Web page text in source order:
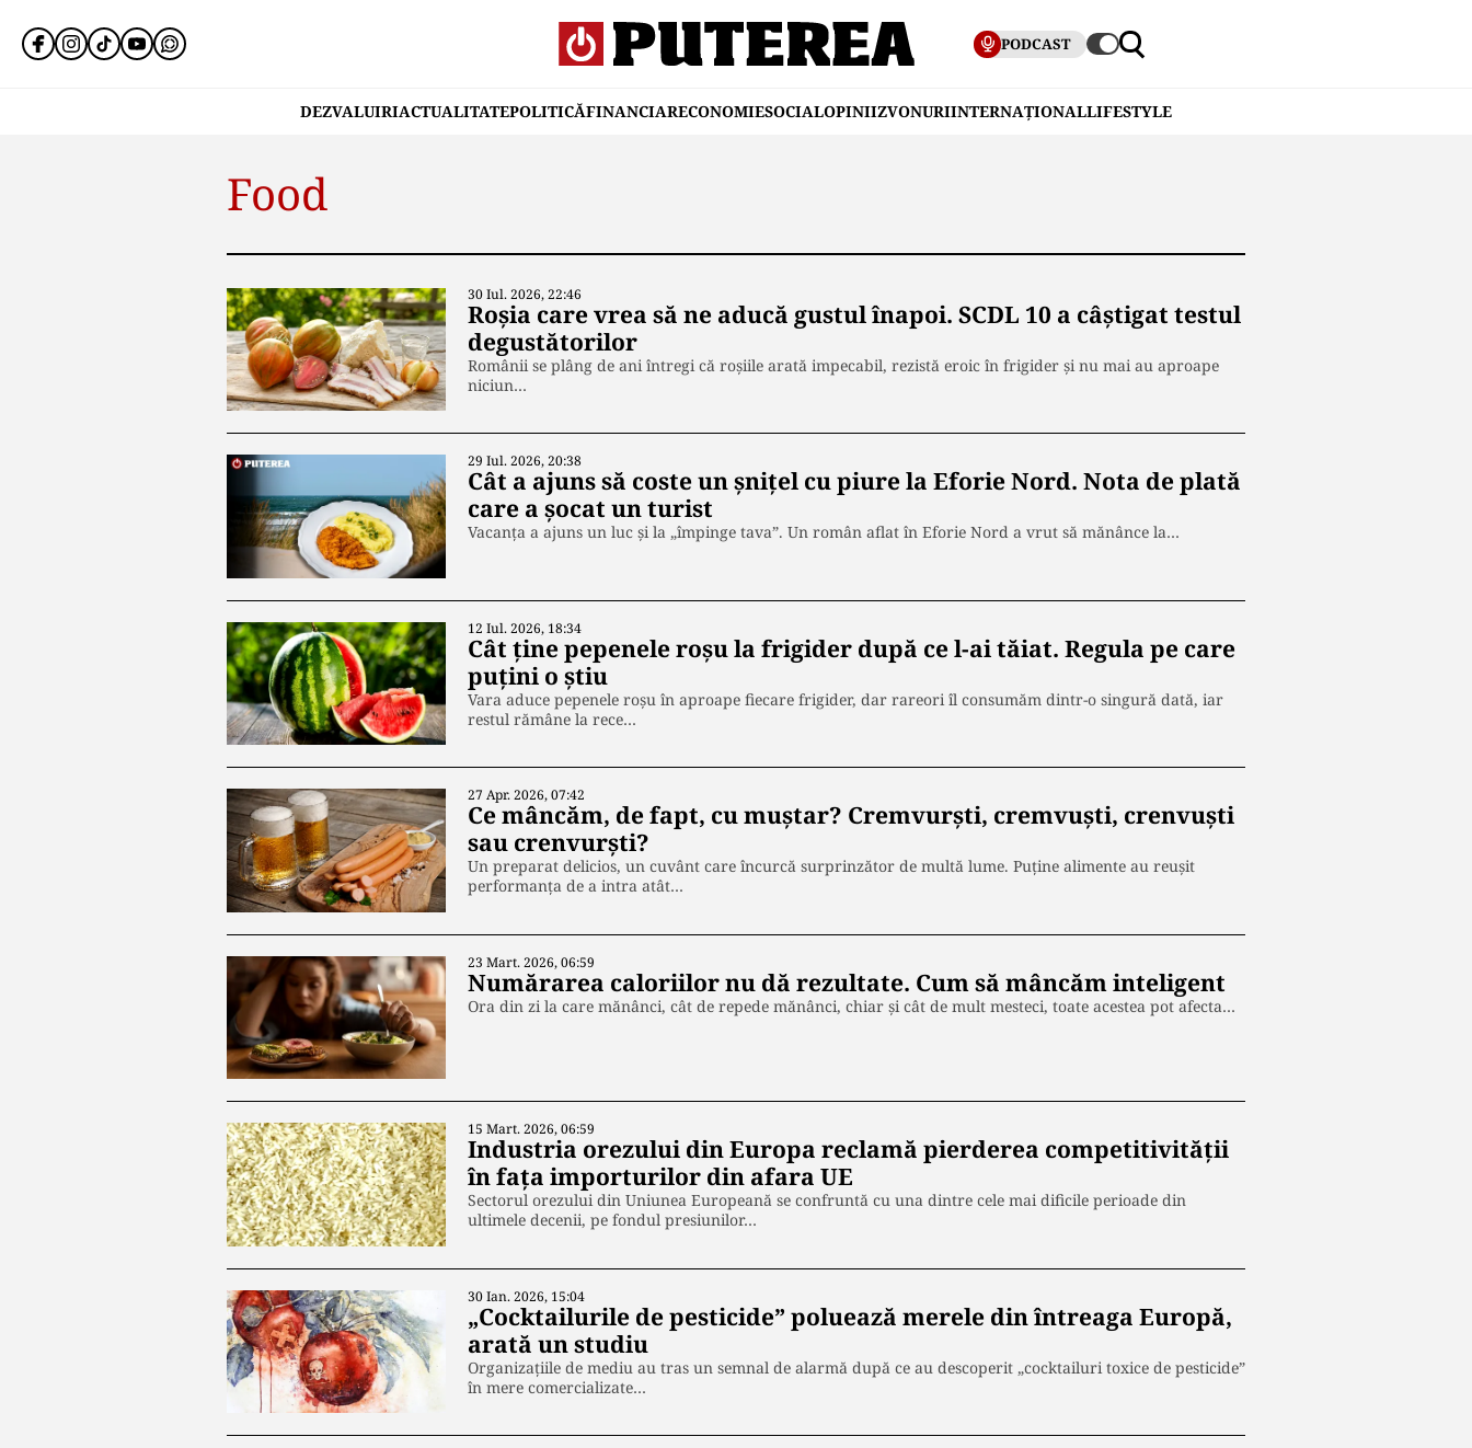
PODCAST
DEZVALUIRIACTUALITATEPOLITICĂFINANCIARECONOMIESOCIALOPINIIZVONURIINTERNAȚIONALLIFESTYLE
Food
30 Iul. 2026, 22:46
Roșia care vrea să ne aducă gustul înapoi. SCDL 10 a câștigat testul
degustătorilor
Românii se plâng de ani întregi că roșiile arată impecabil, rezistă eroic în frigider și nu mai au aproape
niciun…
29 Iul. 2026, 20:38
Cât a ajuns să coste un șnițel cu piure la Eforie Nord. Nota de plată
care a șocat un turist
Vacanța a ajuns un luc și la „împinge tava”. Un român aflat în Eforie Nord a vrut să mănânce la…
12 Iul. 2026, 18:34
Cât ține pepenele roșu la frigider după ce l-ai tăiat. Regula pe care
puțini o știu
Vara aduce pepenele roșu în aproape fiecare frigider, dar rareori îl consumăm dintr-o singură dată, iar
restul rămâne la rece…
27 Apr. 2026, 07:42
Ce mâncăm, de fapt, cu muștar? Cremvurști, cremvuști, crenvuști
sau crenvurști?
Un preparat delicios, un cuvânt care încurcă surprinzător de multă lume. Puține alimente au reușit
performanța de a intra atât…
23 Mart. 2026, 06:59
Numărarea caloriilor nu dă rezultate. Cum să mâncăm inteligent
Ora din zi la care mănânci, cât de repede mănânci, chiar și cât de mult mesteci, toate acestea pot afecta…
15 Mart. 2026, 06:59
Industria orezului din Europa reclamă pierderea competitivității
în fața importurilor din afara UE
Sectorul orezului din Uniunea Europeană se confruntă cu una dintre cele mai dificile perioade din
ultimele decenii, pe fondul presiunilor…
30 Ian. 2026, 15:04
„Cocktailurile de pesticide” poluează merele din întreaga Europă,
arată un studiu
Organizațiile de mediu au tras un semnal de alarmă după ce au descoperit „cocktailuri toxice de pesticide”
în mere comercializate…